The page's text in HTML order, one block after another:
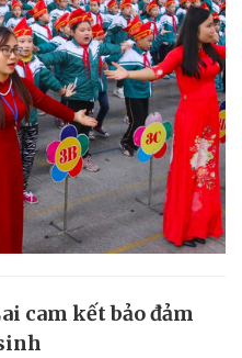
cam kết bảo đảm